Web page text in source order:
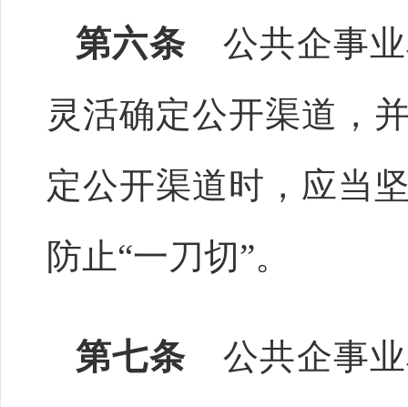
第六条
公共企事
灵活确定公开渠道，
定公开渠道时，应当
防止“一刀切”。
第七条
公共企事